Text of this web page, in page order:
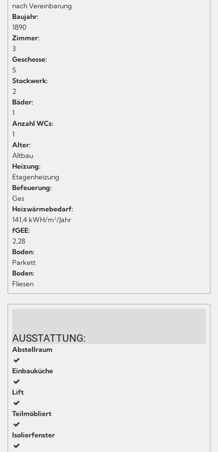
nach Vereinbarung
Baujahr:
1890
Zimmer:
3
Geschosse:
5
Stockwerk:
2
Bäder:
1
Anzahl WCs:
1
Alter:
Altbau
Heizung:
Etagenheizung
Befeuerung:
Gas
Heizwärmebedarf:
141,4 kWH/m²/Jahr
fGEE:
2,28
Boden:
Parkett
Boden:
Fliesen
AUSSTATTUNG:
Abstellraum
Einbauküche
Lift
Teilmöbliert
Isolierfenster